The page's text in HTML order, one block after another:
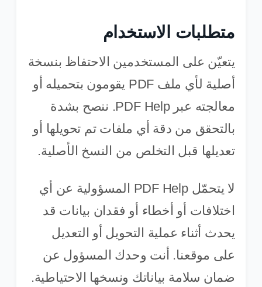
متطلبات الاستخدام
يتعيّن على المستخدمين الاحتفاظ بنسخة
أصلية لأي ملف PDF يقومون بتحميله أو
معالجته عبر PDF Help. ننصح بشدة
بالتحقق من دقة أي ملفات تم تحويلها أو
تعديلها قبل التخلص من النسخ الأصلية.
لا يتحمّل PDF Help المسؤولية عن أي
اختلافات أو أخطاء أو فقدان بيانات قد
يحدث أثناء عملية التحويل أو التعديل
على موقعنا. أنت وحدك المسؤول عن
ضمان سلامة بياناتك ونسخها الاحتياطية.